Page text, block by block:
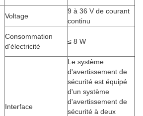
Voltage
9 à 36 V de courant
continu
Consommation
d'électricité
≤ 8 W
Interface
Le système
d'avertissement de
sécurité est équipé
d'un système
d'avertissement de
sécurité à deux